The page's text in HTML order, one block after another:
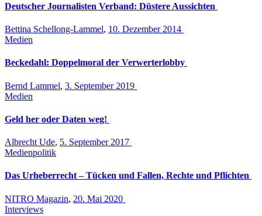
Deutscher Journalisten Verband: Düstere Aussichten
Bettina Schellong-Lammel, 10. Dezember 2014
Medien
Beckedahl: Doppelmoral der Verwerterlobby
Bernd Lammel, 3. September 2019
Medien
Geld her oder Daten weg!
Albrecht Ude, 5. September 2017
Medienpolitik
Das Urheberrecht – Tücken und Fallen, Rechte und Pflichten
NITRO Magazin, 20. Mai 2020
Interviews